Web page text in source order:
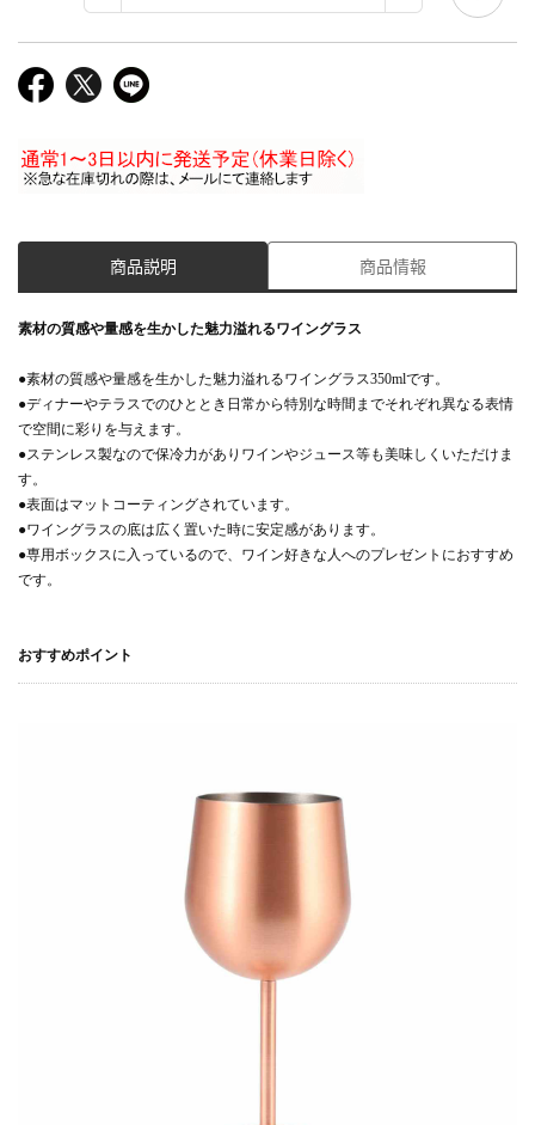
商品説明 商品情報
素材の質感や量感を生かした魅力溢れるワイングラス
●素材の質感や量感を生かした魅力溢れるワイングラス350mlです。
●ディナーやテラスでのひととき日常から特別な時間までそれぞれ異なる表情
で空間に彩りを与えます。
●ステンレス製なので保冷力がありワインやジュース等も美味しくいただけま
す。
●表面はマットコーティングされています。
●ワイングラスの底は広く置いた時に安定感があります。
●専用ボックスに入っているので、ワイン好きな人へのプレゼントにおすすめ
です。
おすすめポイント